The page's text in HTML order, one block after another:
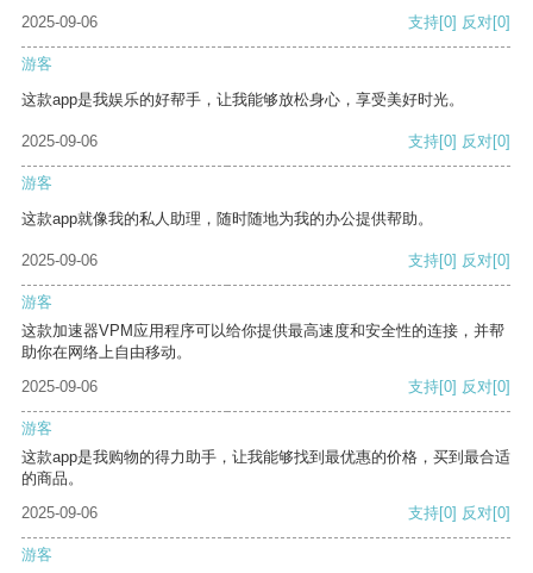
2025-09-06 支持[0] 反对[0]
游客
这款app是我娱乐的好帮手，让我能够放松身心，享受美好时光。
2025-09-06 支持[0] 反对[0]
游客
这款app就像我的私人助理，随时随地为我的办公提供帮助。
2025-09-06 支持[0] 反对[0]
游客
这款加速器VPM应用程序可以给你提供最高速度和安全性的连接，并帮
助你在网络上自由移动。
2025-09-06
支持[0] 反对[0]
游客
这款app是我购物的得力助手，让我能够找到最优惠的价格，买到最合适
的商品。
2025-09-06
支持[0] 反对[0]
游客